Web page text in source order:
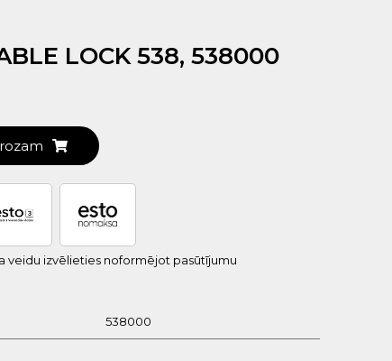
LOCK 538, 538000
veidu izvēlieties noformējot pasūtījumu
538000